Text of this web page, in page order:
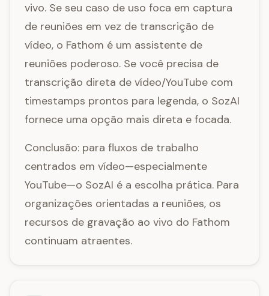
vivo. Se seu caso de uso foca em captura
de reuniões em vez de transcrição de
vídeo, o Fathom é um assistente de
reuniões poderoso. Se você precisa de
transcrição direta de vídeo/YouTube com
timestamps prontos para legenda, o SozAI
fornece uma opção mais direta e focada.
Conclusão: para fluxos de trabalho
centrados em vídeo—especialmente
YouTube—o SozAI é a escolha prática. Para
organizações orientadas a reuniões, os
recursos de gravação ao vivo do Fathom
continuam atraentes.